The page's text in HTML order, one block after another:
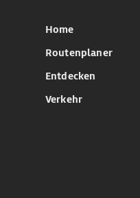
Home
Routenplaner
Entdecken
Verkehr